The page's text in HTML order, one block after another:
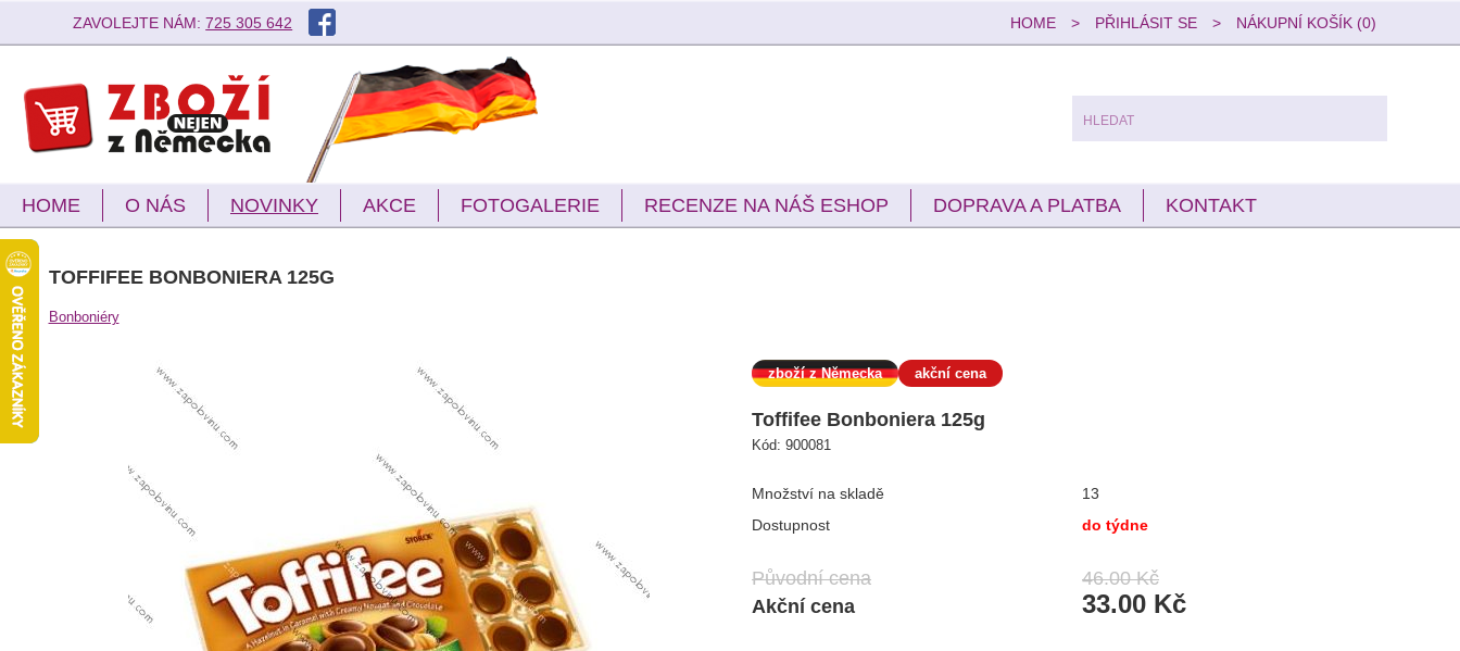
ZAVOLEJTE NÁM:725 305 642 HOME > PŘIHLÁSIT SE > NÁKUPNÍ KOŠÍK (0)
HOME O NÁS NOVINKY AKCE FOTOGALERIE RECENZE NA NÁŠ ESHOP DOPRAVA A PLATBA KONTAKT
TOFFIFEE BONBONIERA 125G
Bonboniéry
zboží z Německa akční cena
Toffifee Bonboniera 125g
Kód: 900081
Množství na skladě
13
Dostupnost
do týdne
Původní cena
46.00 Kč
Akční cena
33.00 Kč